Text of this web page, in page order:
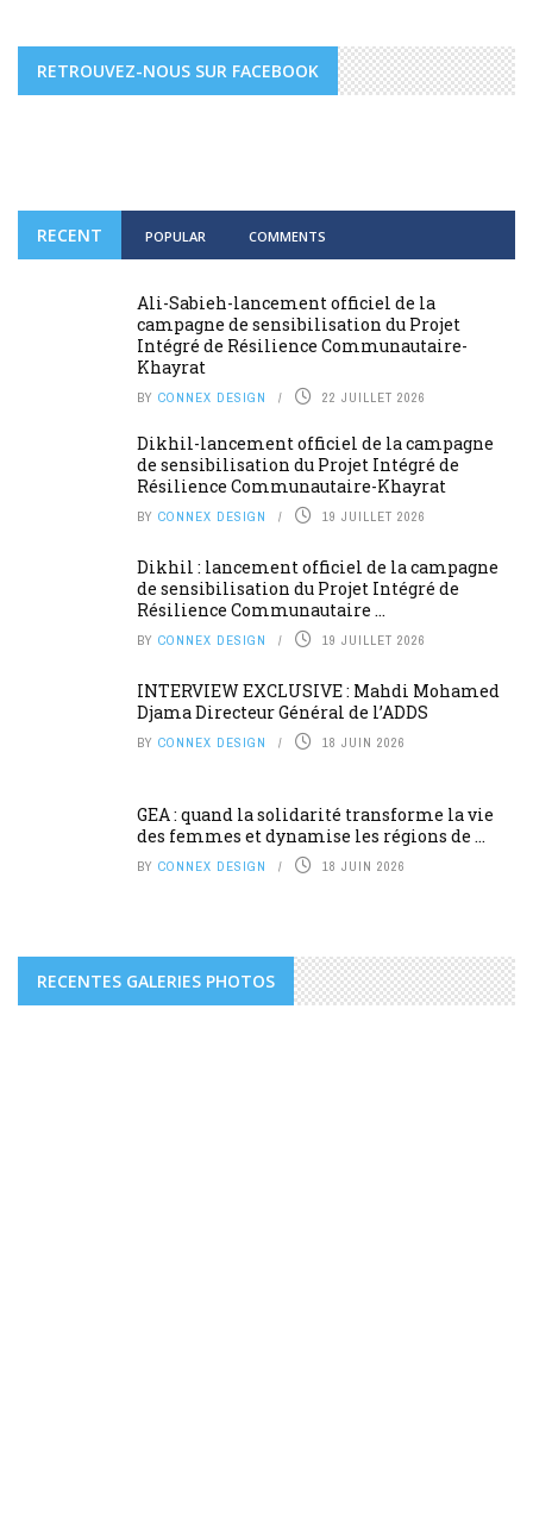
RETROUVEZ-NOUS SUR FACEBOOK
RECENT POPULAR COMMENTS
Ali-Sabieh-lancement officiel de la
campagne de sensibilisation du Projet
Intégré de Résilience Communautaire-
Khayrat
BY CONNEX DESIGN 22 JUILLET 2026
Dikhil-lancement officiel de la campagne
de sensibilisation du Projet Intégré de
Résilience Communautaire-Khayrat
BY CONNEX DESIGN 19 JUILLET 2026
Dikhil : lancement officiel de la campagne
de sensibilisation du Projet Intégré de
Résilience Communautaire ...
BY CONNEX DESIGN 19 JUILLET 2026
INTERVIEW EXCLUSIVE : Mahdi Mohamed
Djama Directeur Général de l’ADDS
BY CONNEX DESIGN 18 JUIN 2026
GEA : quand la solidarité transforme la vie
des femmes et dynamise les régions de ...
BY CONNEX DESIGN 18 JUIN 2026
RECENTES GALERIES PHOTOS